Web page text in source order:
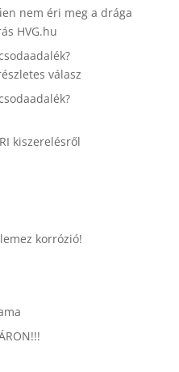
nem éri meg a drága
HVG.hu
válasz
kiszerelésről
korrózió!